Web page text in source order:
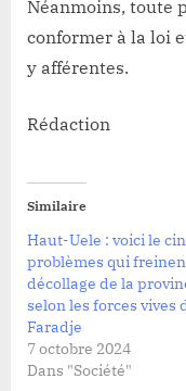
Néanmoins, toute
conformer à la loi
y afférentes.
Rédaction
Similaire
Haut-Uele : voici le
problèmes qui
décollage de la
selon les forces vives
Faradje
7 octobre 2024
Dans "Société"